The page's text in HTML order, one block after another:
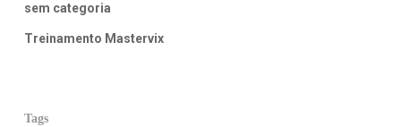
sem categoria
Treinamento Mastervix
Tags